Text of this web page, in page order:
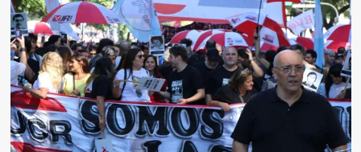
dolor,
la
indiferencia
no
es
una
opción.